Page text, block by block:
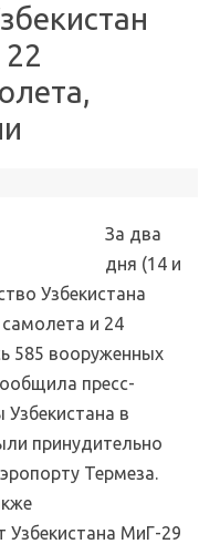
За два
дня (14 и
Узбекистана
и 24
585 вооруженных
пресс-
Узбекистана в
принудительно
Термеза.
МиГ-29